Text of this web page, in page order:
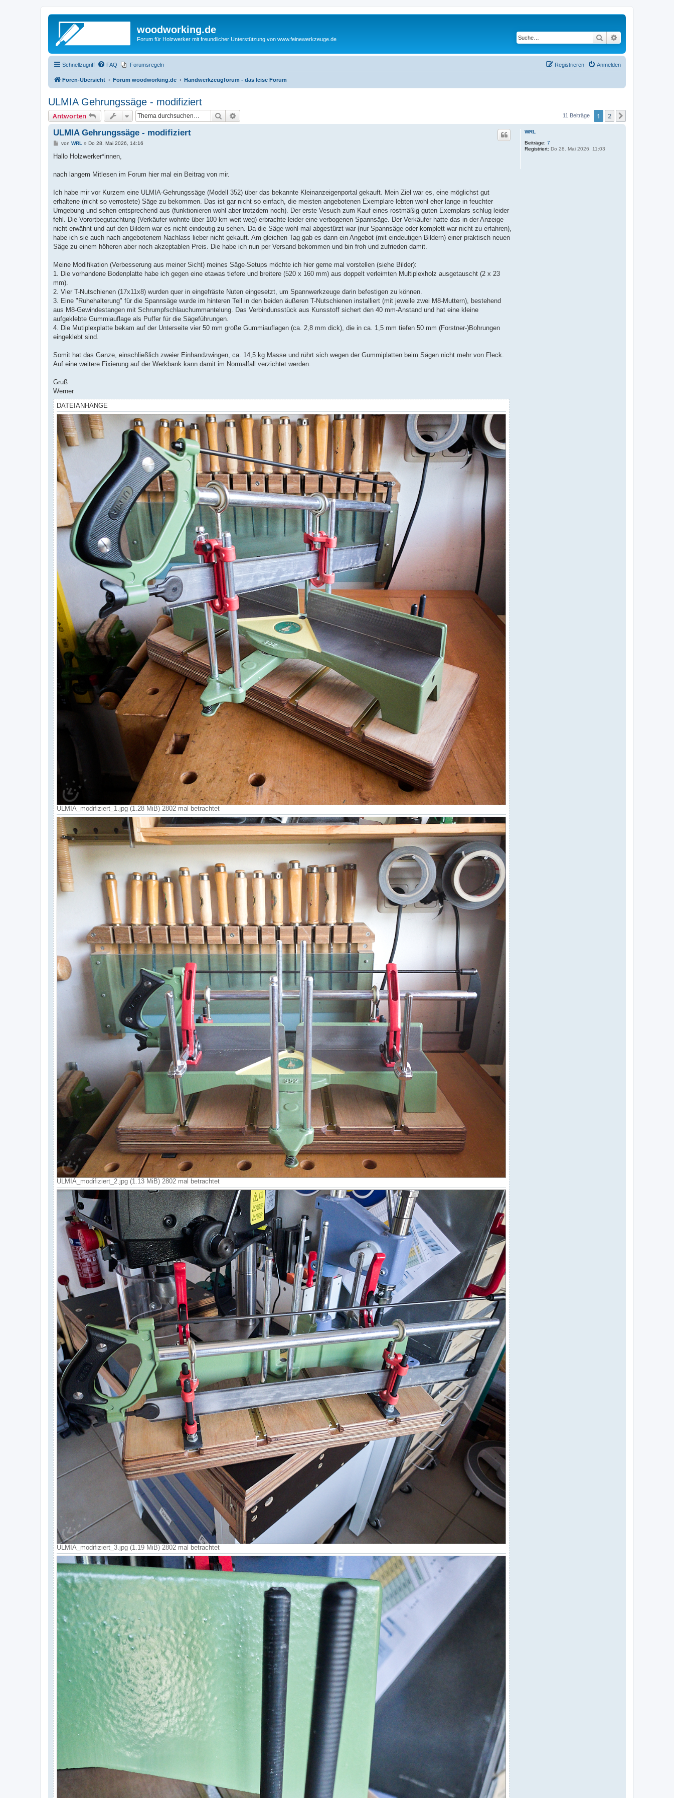
woodworking.de
Forum für Holzwerker mit freundlicher Unterstützung von www.feinewerkzeuge.de Suche
Schnellzugriff FAQ Forumsregeln Anmelden
Registrieren
Foren-Übersicht Forum woodworking.de Handwerkzeugforum - das leise Forum
ULMIA Gehrungssäge - modifiziert
Antworten Suche 11 Beiträge 1 2
WRL
Beiträge: 7
Registriert: Do 28. Mai 2026, 11:03
ULMIA Gehrungssäge - modifiziert
B
i
a
von WRL » Do 28. Mai 2026, 14:16
Hallo Holzwerker*innen,
nach langem Mitlesen im Forum hier mal ein Beitrag von mir.
Ich habe mir vor Kurzem eine ULMIA-Gehrungssäge (Modell 352) über das bekannte Kleinanzeigenportal gekauft. Mein Ziel war es, eine möglichst gut
erhaltene (nicht so verrostete) Säge zu bekommen. Das ist gar nicht so einfach, die meisten angebotenen Exemplare lebten wohl eher lange in feuchter
Umgebung und sehen entsprechend aus (funktionieren wohl aber trotzdem noch). Der erste Vesuch zum Kauf eines rostmäßig guten Exemplars schlug leider
fehl. Die Vorortbegutachtung (Verkäufer wohnte über 100 km weit weg) erbrachte leider eine verbogenen Spannsäge. Der Verkäufer hatte das in der Anzeige
nicht erwähnt und auf den Bildern war es nicht eindeutig zu sehen. Da die Säge wohl mal abgestürzt war (nur Spannsäge oder komplett war nicht zu erfahren),
habe ich sie auch nach angebotenem Nachlass lieber nicht gekauft. Am gleichen Tag gab es dann ein Angebot (mit eindeutigen Bildern) einer praktisch neuen
Säge zu einem höheren aber noch akzeptablen Preis. Die habe ich nun per Versand bekommen und bin froh und zufrieden damit.
Meine Modifikation (Verbesserung aus meiner Sicht) meines Säge-Setups möchte ich hier gerne mal vorstellen (siehe Bilder):
1. Die vorhandene Bodenplatte habe ich gegen eine etawas tiefere und breitere (520 x 160 mm) aus doppelt verleimten Multiplexholz ausgetauscht (2 x 23
mm).
2. Vier T-Nutschienen (17x11x8) wurden quer in eingefräste Nuten eingesetzt, um Spannwerkzeuge darin befestigen zu können.
3. Eine "Ruhehalterung" für die Spannsäge wurde im hinteren Teil in den beiden äußeren T-Nutschienen installiert (mit jeweile zwei M8-Muttern), bestehend
aus M8-Gewindestangen mit Schrumpfschlauchummantelung. Das Verbindunsstück aus Kunsstoff sichert den 40 mm-Anstand und hat eine kleine
aufgeklebte Gummiauflage als Puffer für die Sägeführungen.
4. Die Mutiplexplatte bekam auf der Unterseite vier 50 mm große Gummiauflagen (ca. 2,8 mm dick), die in ca. 1,5 mm tiefen 50 mm (Forstner-)Bohrungen
eingeklebt sind.
Somit hat das Ganze, einschließlich zweier Einhandzwingen, ca. 14,5 kg Masse und rührt sich wegen der Gummiplatten beim Sägen nicht mehr von Fleck.
Auf eine weitere Fixierung auf der Werkbank kann damit im Normalfall verzichtet werden.
Gruß
Werner
DATEIANHÄNGE
ULMIA_modifiziert_1.jpg (1.28 MiB) 2802 mal betrachtet
ULMIA_modifiziert_2.jpg (1.13 MiB) 2802 mal betrachtet
ULMIA_modifiziert_3.jpg (1.19 MiB) 2802 mal betrachtet